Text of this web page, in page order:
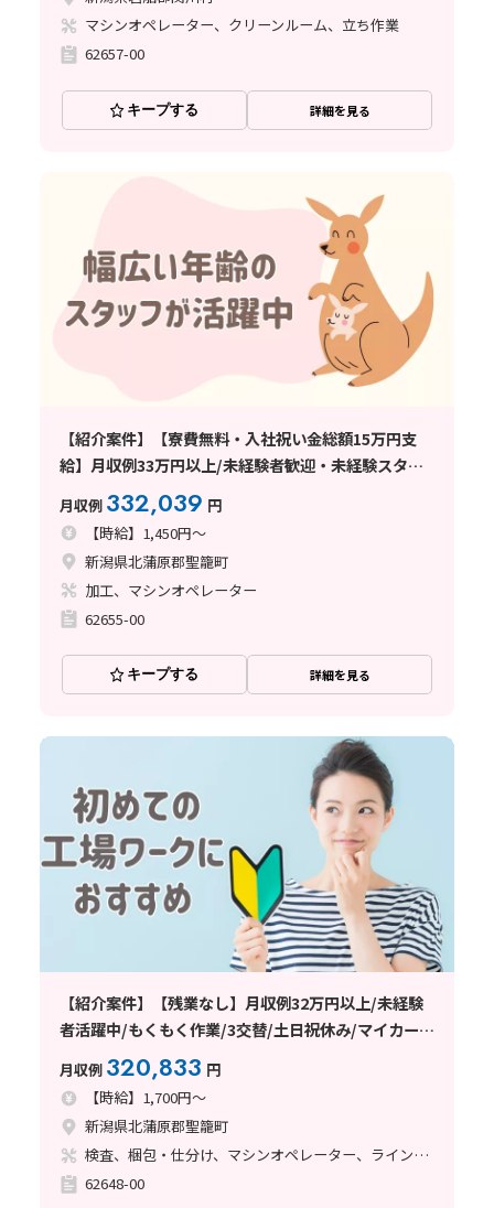
マシンオペレーター、クリーンルーム、立ち作業
62657-00
キープする 詳細を見る
【紹介案件】【寮費無料・入社祝い金総額15万円支
給】月収例33万円以上/未経験者歓迎・未経験スター
ト多数活躍中/20代～50代活躍中/交通費支給（規定あ
り）/日払い・週払い制度あり
月収例 332,039 円
【時給】1,450円～
新潟県北蒲原郡聖籠町
加工、マシンオペレーター
62655-00
キープする 詳細を見る
【紹介案件】【残業なし】月収例32万円以上/未経験
者活躍中/もくもく作業/3交替/土日祝休み/マイカー通
勤OK/交通費支給あり/日払い・週払い制度あり
月収例 320,833 円
【時給】1,700円～
新潟県北蒲原郡聖籠町
検査、梱包・仕分け、マシンオペレーター、ライン作業
62648-00